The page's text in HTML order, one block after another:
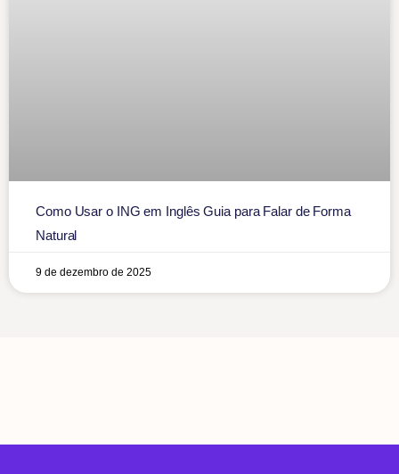
Como Usar o ING em Inglês Guia para Falar de Forma
Natural
9 de dezembro de 2025